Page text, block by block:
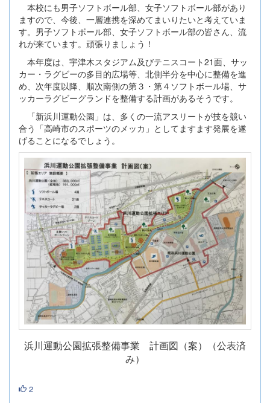
本校にも男子ソフトボール部、女子ソフトボール部があり
ますので、今後、一層連携を深めてまいりたいと考えていま
す。男子ソフトボール部、女子ソフトボール部の皆さん、流
れが来ています。頑張りましょう！
本年度は、宇津木スタジアム及びテニスコート21面、サッ
カー・ラグビーの多目的広場等、北側半分を中心に整備を進
め、次年度以降、順次南側の第３・第４ソフトボール場、サ
ッカーラグビーグランドを整備する計画があるそうです。
「新浜川運動公園」は、多くの一流アスリートが技を競い
合う「高崎市のスポーツのメッカ」としてますます発展を遂
げることになるでしょう。
浜川運動公園拡張整備事業 計画図（案）（公表済
み）
2